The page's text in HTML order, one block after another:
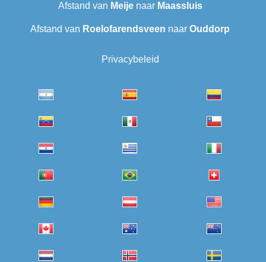
Afstand van Meijenaar Maassluis
Afstand van Roelofarendsveen naar Ouddorp
Privacybeleid